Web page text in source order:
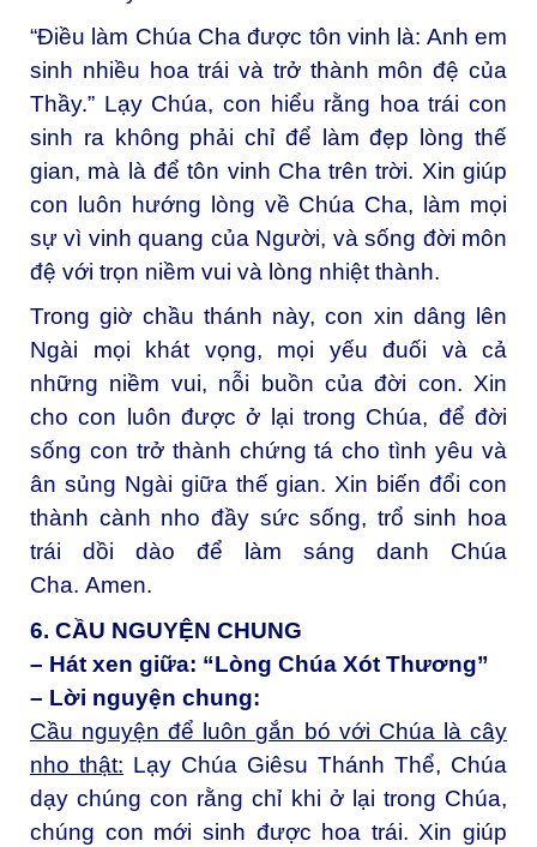
“Điều làm Chúa Cha được tôn vinh là: Anh em
sinh nhiều hoa trái và trở thành môn đệ của
Thầy.” Lạy Chúa, con hiểu rằng hoa trái con
sinh ra không phải chỉ để làm đẹp lòng thế
gian, mà là để tôn vinh Cha trên trời. Xin giúp
con luôn hướng lòng về Chúa Cha, làm mọi
sự vì vinh quang của Người, và sống đời môn
đệ với trọn niềm vui và lòng nhiệt thành.
Trong giờ chầu thánh này, con xin dâng lên
Ngài mọi khát vọng, mọi yếu đuối và cả
những niềm vui, nỗi buồn của đời con. Xin
cho con luôn được ở lại trong Chúa, để đời
sống con trở thành chứng tá cho tình yêu và
ân sủng Ngài giữa thế gian. Xin biến đổi con
thành cành nho đầy sức sống, trổ sinh hoa
trái dồi dào để làm sáng danh Chúa
Cha. Amen.
6. CẦU NGUYỆN CHUNG
– Hát xen giữa: “Lòng Chúa Xót Thương”
– Lời nguyện chung:
Cầu nguyện để luôn gắn bó với Chúa là cây
nho thật: Lạy Chúa Giêsu Thánh Thể, Chúa
dạy chúng con rằng chỉ khi ở lại trong Chúa,
chúng con mới sinh được hoa trái. Xin giúp